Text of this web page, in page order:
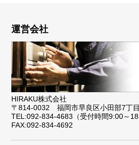
運営会社
HIRAKU株式会社
〒814-0032 福岡市早良区小田部7丁
TEL:092-834-4683（受付時間9:00～
FAX:092-834-4692